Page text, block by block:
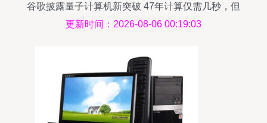
谷歌披露量子计算机新突破 47年计算仅需几秒，但
商业化仍长路漫漫
更新时间：2026-08-06 00:19:03